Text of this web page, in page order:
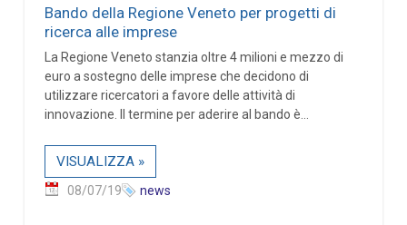
Bando della Regione Veneto per progetti di
ricerca alle imprese
La Regione Veneto stanzia oltre 4 milioni e mezzo di
euro a sostegno delle imprese che decidono di
utilizzare ricercatori a favore delle attività di
innovazione. Il termine per aderire al bando è...
VISUALIZZA »
08/07/19 news